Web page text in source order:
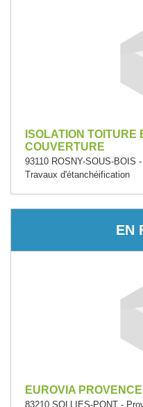
ISOLATION TOITURE
COUVERTURE
93110 ROSNY-SOUS-BOIS
Travaux d'étanchéification
EN
EUROVIA
83210 SOLLIES-PONT -